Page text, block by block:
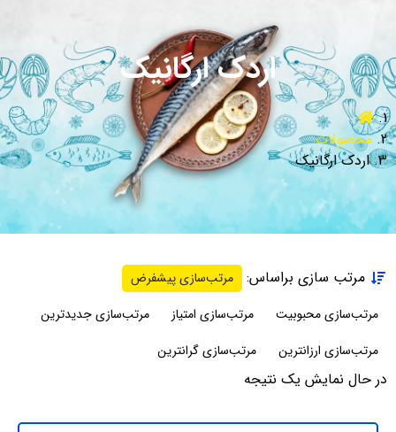
اردک ارگانیک
محصولات
اردک ارگانیک
در حال نمایش یک نتیجه
مرتب سازی براساس:
مرتب‌سازی پیشفرض
مرتب‌سازی محبوبیت
مرتب‌سازی امتیاز
مرتب‌سازی جدیدترین
مرتب‌سازی ارزانترین
مرتب‌سازی گرانترین